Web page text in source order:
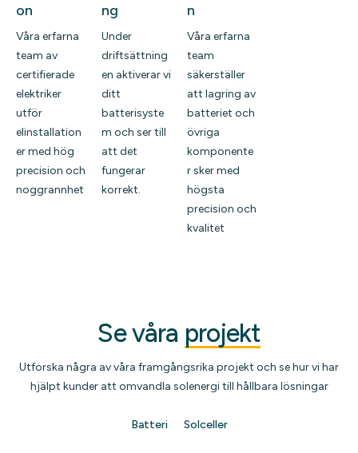
on
Våra erfarna
team av
certifierade
elektriker
utför
elinstallation
er med hög
precision och
noggrannhet
ng
Under
driftsättning
en aktiverar vi
ditt
batterisyste
m och ser till
att det
fungerar
korrekt.
n
Våra erfarna
team
säkerställer
att lagring av
batteriet och
övriga
komponente
r sker med
högsta
precision och
kvalitet
Se våra projekt
Utforska några av våra framgångsrika projekt och se hur vi har
hjälpt kunder att omvandla solenergi till hållbara lösningar
Batteri Solceller